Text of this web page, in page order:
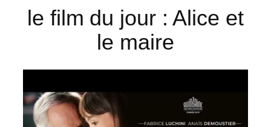
le film du jour : Alice et
le maire